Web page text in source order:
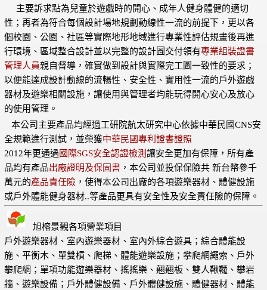
主要訴求點為兒童於遊戲時的開心、成年人健身體健的適切
性；再者為符合每個設計場地規劃動線性一流的前提下，更以各
個校園、公園、社區等實際地形地域進行專業性評估規畫後再進
行環境、區域整合設計並以完整的設計圖交付領有專業組裝證書
管理人員親自督導，確實做到設計與實際完工圖一致性的要求；
以便能達成設計動線的流暢性、安全性、實用性一流的戶外遊戲
器材及遊樂相關設施，讓使用與管理者均能玩得開心安心及放心
的使用管理。
本公司主要產品均經過工研院航太研究中心依據中華民國CNS安
全規範進行測試，並榮獲中華民國專利證書證照
2012年更通過 國際SGS安全認證檢測讓安全更加有保障，所有產
品均有產品出廠證明及保固書 ，本公司並投保保險共 新台幣參千
萬元的產品責任險 ，使得本公司出廠的各項遊樂器材、體健設施
或戶外體能健身器材..等產品更具有安全性及安全責任險的保障。
旭榕景觀各項營業項目
戶外遊樂器材、室內遊樂器材、室內外綜合遊具；綜合體能設
施、平衡木、單雙槓、爬梯、體能遊樂設施；攀爬網繩索、戶外
攀爬網；單項功能遊樂器材、搖搖樂、翹翹板、雙人鞦韆、攀岩
牆、遊樂設備；戶外體健設備、戶外體健設施、體健器材、體能